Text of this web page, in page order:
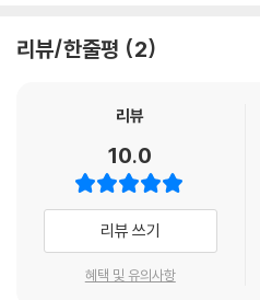
한 육체로 말미암은 영광과 기쁨을 잘
“양성인간은 언제나 존재해 왔어, 칼.
인간이었다고 말했지. 들어 봤니? 본
까 하나는 남자, 하나는 여자로 이루어
그래서 모든 이들이 항상 자신의 다른
빼고 말이야. 우리는 이미 양쪽을 다 갖
이고 소극적인 반응을 보이며 낯선 세
『미들섹스』에서는 미국의 국민 문화
드사는 디트로이트 시민들이 먹고살
니라, 효율성과 청결, 문명화의 사명을
본주의적 가치를 전파하고 주입하는
냄비의 상징적 의식을 통해 미국 시민
지만, 연극이 끝남과 동시에 자신이 받
리뷰/한줄평 2
리뷰
10.0
리뷰 쓰기
혜택 및 유의사항